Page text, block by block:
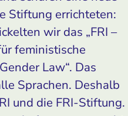
Stiftung errichteten:
wir das „FRI –
feministische
Law“. Das
Sprachen. Deshalb
und die FRI-Stiftung.